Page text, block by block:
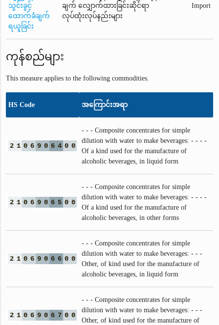
သွင်းခွင့်
ထောက်ခံချက်
ရယူခြင်း
ချက် လျှောက်ထားခြင်းဆိုင်ရာ
လုပ်ထုံးလုပ်နည်းများ
Import
ကုန်စည်များ
This measure applies to the following commodities.
HS Code အကြောင်းအရာ
2 1 0 6 9 0 6 4 0 0
- - - Composite concentrates for simple
dilution with water to make beverages: - - - -
Of a kind used for the manufacture of
alcoholic beverages, in liquid form
2 1 0 6 9 0 6 5 0 0
- - - Composite concentrates for simple
dilution with water to make beverages: - - - -
Of a kind used for the manufacture of
alcoholic beverages, in other forms
2 1 0 6 9 0 6 6 0 0
- - - Composite concentrates for simple
dilution with water to make beverages: - - -
Other, of kind used for the manufacture of
alcoholic beverages, in liquid form
2 1 0 6 9 0 6 7 0 0
- - - Composite concentrates for simple
dilution with water to make beverages: - - -
Other, of kind used for the manufacture of